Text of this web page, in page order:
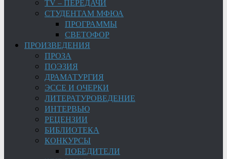
TV – ПЕРЕДАЧИ
СТУДЕНТАМ МФЮА
ПРОГРАММЫ
СВЕТОФОР
ПРОИЗВЕДЕНИЯ
ПРОЗА
ПОЭЗИЯ
ДРАМАТУРГИЯ
ЭССЕ И ОЧЕРКИ
ЛИТЕРАТУРОВЕДЕНИЕ
ИНТЕРВЬЮ
РЕЦЕНЗИИ
БИБЛИОТЕКА
КОНКУРСЫ
ПОБЕДИТЕЛИ